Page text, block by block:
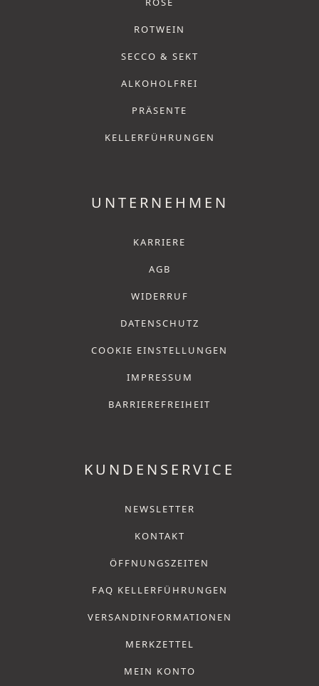
ROTWEIN
SECCO & SEKT
ALKOHOLFREI
PRÄSENTE
KELLERFÜHRUNGEN
UNTERNEHMEN
KARRIERE
AGB
WIDERRUF
DATENSCHUTZ
COOKIE EINSTELLUNGEN
IMPRESSUM
BARRIEREFREIHEIT
KUNDENSERVICE
NEWSLETTER
KONTAKT
ÖFFNUNGSZEITEN
FAQ KELLERFÜHRUNGEN
VERSANDINFORMATIONEN
MERKZETTEL
MEIN KONTO